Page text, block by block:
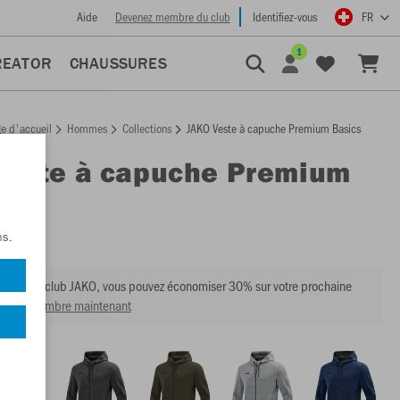
Aide Devenez membre du club Identifiez-vous FR
CHAUSSURES
1
d'accueil Hommes Collections JAKO Veste à capuche Premium Basics
Veste à capuche Premium
du club JAKO, vous pouvez économiser 30% sur votre prochaine
membre maintenant